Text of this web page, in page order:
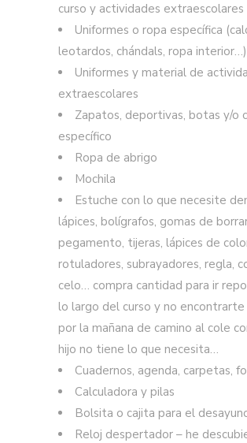
curso y actividades extraescolares
Uniformes o ropa específica
leotardos, chándals, ropa interior…)
Uniformes y material de
extraescolares
Zapatos, deportivas, botas y/o
específico
Ropa de abrigo
Mochila
Estuche con lo que necesite
lápices, bolígrafos, gomas de
pegamento, tijeras, lápices de
rotuladores, subrayadores, regla,
celo… compra cantidad para ir
lo largo del curso y no encontrarte
por la mañana de camino al cole
hijo no tiene lo que necesita…
Cuadernos, agenda, carpetas,
Calculadora y pilas
Bolsita o cajita para el
Reloj despertador – he